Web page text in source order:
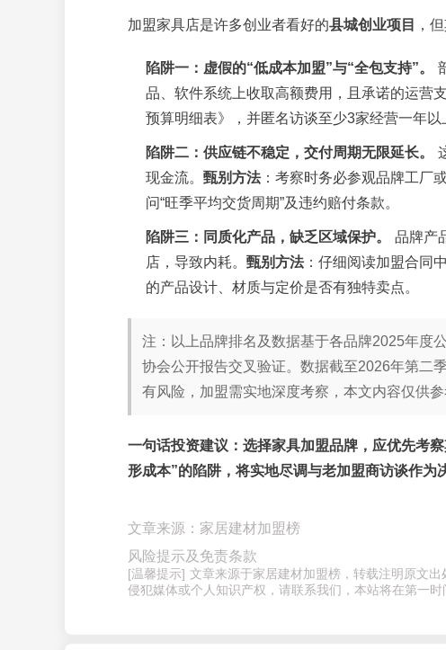
加盟家具店是许多创业者看好的县城创业项目 ，
陷阱一：虚假的“低成本加盟”与“全包支持”。
品、软件系统上收取高额费用，且承诺的运营
预算明细表》，并匿名访谈至少3家经营一年以
陷阱二：供应链不稳定，交付周期无限延长。
现金流。 甄别方法：考察时务必参观品牌工厂
问“旺季平均交货周期”及违约赔付条款。
陷阱三：同质化产品，缺乏区域保护。
品牌产
店，导致内耗。 甄别方法：仔细阅读加盟合同
的产品设计、材质与定价是否有独特卖点。
注：以上品牌排名及数据基于各品牌2025年度
协会公开报告交叉验证。数据截至2026年第二
有风险，加盟需实地深度考察，本文内容仅供参
一句话投资建议 ：选择家具加盟品牌，应优先考
形成本”的陷阱，将实地尽调与老加盟商访谈作为
文章来源：家居建材加盟榜
风险提示及免责条款
[温馨提示] 文章来源于家居建材加盟榜，转载注明原文
侵犯媒体或个人知识产权，请联系我们，本站将在第一